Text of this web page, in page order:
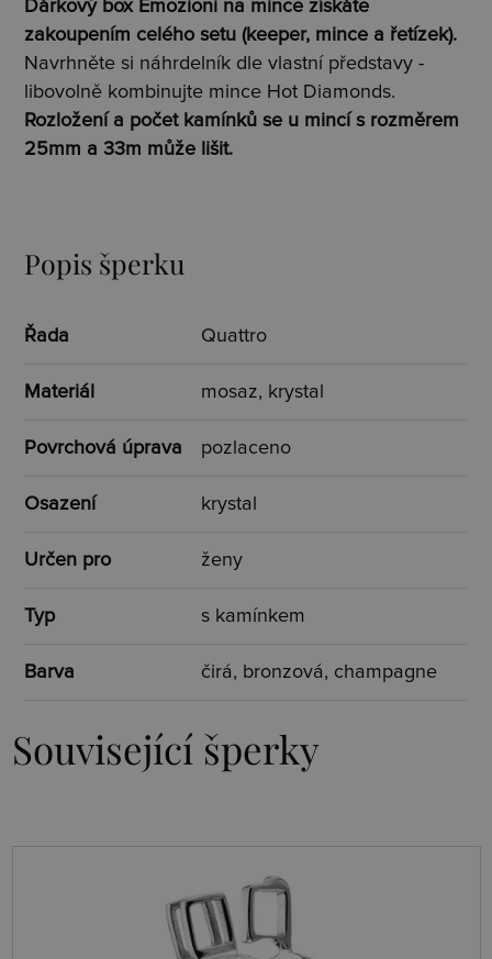
Dárkový box Emozioni na mince získáte
zakoupením celého setu (keeper, mince a řetízek).
Navrhněte si náhrdelník dle vlastní představy -
libovolně kombinujte mince Hot Diamonds.
Rozložení a počet kamínků se u mincí s rozměrem
25mm a 33m může lišit.
Popis šperku
Řada Quattro
Materiál mosaz, krystal
Povrchová úprava pozlaceno
Osazení krystal
Určen pro ženy
Typ s kamínkem
Barva čirá, bronzová, champagne
Související šperky